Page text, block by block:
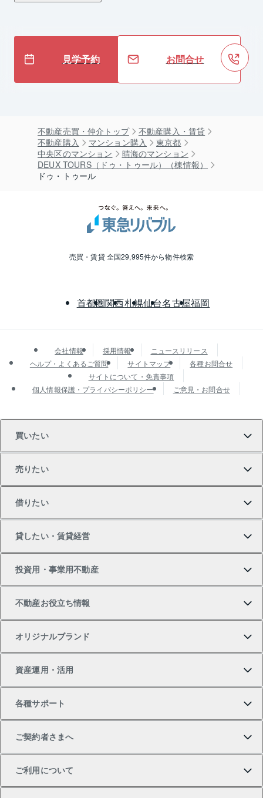
見学予約 お問合せ
不動産売買・仲介トップ
不動産購入・賃貸
不動産購入
マンション購入
東京都
中央区のマンション
晴海のマンション
DEUX TOURS（ドゥ・トゥール）（棟情報）
ドゥ・トゥール
売買・賃貸 全国29,995件から物件検索
首都圏関西札幌仙台名古屋福岡
会社情報 採用情報
ニュースリリース
ヘルプ・よくあるご質問
サイトマップ
各種お問合せ
サイトについて・免責事項
個人情報保護・プライバシーポリシー
ご意見・お問合せ
買いたい
新築・分譲マンションの購入
中古マンションの購入
売りたい
マンションの売却・査定
一戸建ての売却・査定
借りたい
借りたいTOP
物件を借りる
貸したい・賃貸経営
貸したいTOP
投資用・事業用不動産
不動産お役立ち情報
オリジナルブランド
一棟リノベーションマンション L`GENTE（ルジェン
テ）
投資用一棟レジデンスWELL SQUARE（ウェルスクエ
ア）
資産運用・活用
各種サポート
ご契約者さまへ
ご利用について